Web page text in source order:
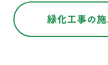
緑化工事の